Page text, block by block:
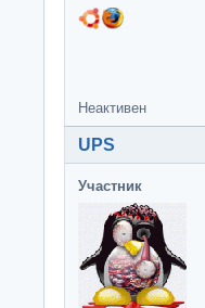
Неактивен
UPS
Участник